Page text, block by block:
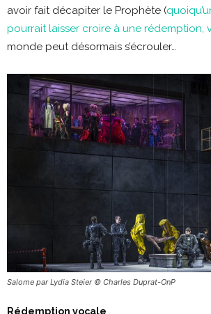
avoir fait décapiter le Prophète (
pourrait laisser croire à une rédemption,
monde peut désormais s’écrouler…
Salome par Lydia Steier © Charles Duprat-OnP
Rédemption vocale